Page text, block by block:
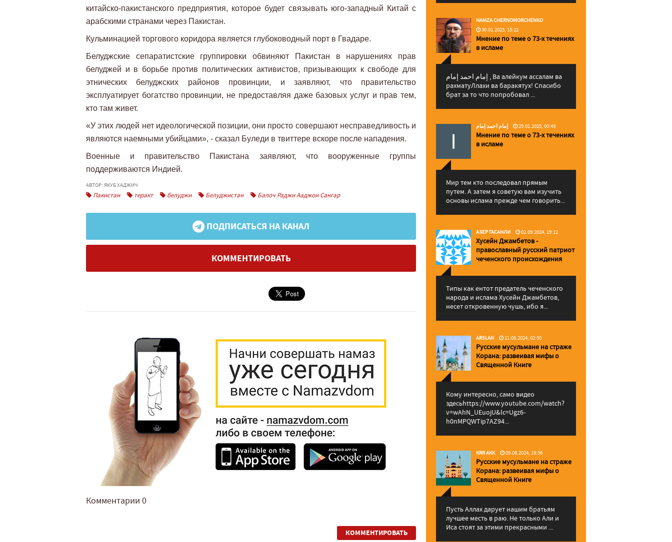
китайско-пакистанского предприятия, которое будет связывать юго-западный Китай с
арабскими странами через Пакистан.
Кульминацией торгового коридора является глубоководный порт в Гвадаре.
Белуджские сепаратистские группировки обвиняют Пакистан в нарушениях прав
белуджей и в борьбе против политических активистов, призывающих к свободе для
этнических белуджских районов провинции, и заявляют, что правительство
эксплуатирует богатство провинции, не предоставляя даже базовых услуг и прав тем,
кто там живет.
«У этих людей нет идеологической позиции, они просто совершают несправедливость и
являются наемными убийцами», - сказал Буледи в твиттере вскоре после нападения.
Военные и правительство Пакистана заявляют, что вооруженные группы
поддерживаются Индией.
АВТОР: ЯКУБ ХАДЖИЧ
Пакистан теракт белуджи Белуджистан Балоч Раджи Ааджои Сангар
ПОДПИСАТЬСЯ НА КАНАЛ
КОММЕНТИРОВАТЬ
Комментарии 0
КОММЕНТИРОВАТЬ
HAMZA CHERNOMORCHENKO
30.01.2025, 15:22
Мнение по теме о 73-х течениях
в исламе
إمام احمد إمام , Ва алейкум ассалам ва
рахматуЛлахи ва баракятух! Спасибо
брат за то что попробовал ...
إمام احمد إمام 29.01.2025, 00:43
Мнение по теме о 73-х течениях
в исламе
Мир тем кто последовал прямым
путем. А затем я советую вам изучить
основы ислама прежде чем говорить...
АЗЕР ГАСАНЛИ 02.09.2024, 19:12
Хусейн Джамбетов -
православный русский патриот
чеченского происхождения
Типы как ентот предатель чеченского
народа и ислама Хусейн Джамбетов,
несет откровенную чушь, ибо я...
ARSLAN 11.06.2024, 02:50
Русские мусульмане на страже
Корана: pазвеивая мифы о
Священной Книге
Кому интересно, само видео
здесьhttps://www.youtube.com/watch?
v=wAhN_UEuojU&lc=Ugz6-
h0nMPQWTip7AZ94...
KRR AKK 09.06.2024, 18:56
Русские мусульмане на страже
Корана: pазвеивая мифы о
Священной Книге
Пусть Аллах дарует нашим братьям
лучшее месть в раю. Не только Али и
Иса стоят за этими прекрасными ...